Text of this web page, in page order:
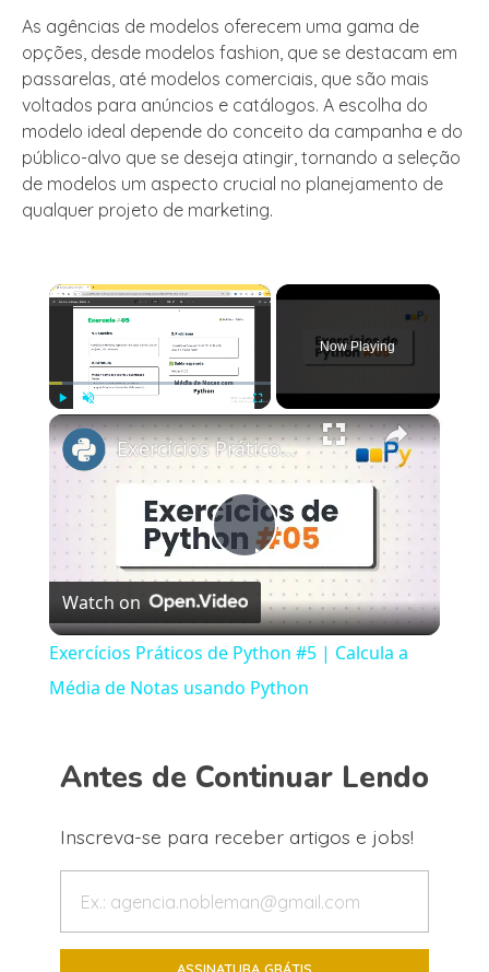
As agências de modelos oferecem uma gama de
opções, desde modelos fashion, que se destacam em
passarelas, até modelos comerciais, que são mais
voltados para anúncios e catálogos. A escolha do
modelo ideal depende do conceito da campanha e do
público-alvo que se deseja atingir, tornando a seleção
de modelos um aspecto crucial no planejamento de
qualquer projeto de marketing.
×
Play Unmute Fullscreen
Now Playing
×
Play
Video
Exercícios Práticos de Python #5 | Calcula a Média de Notas usando Python
Watch on
Exercícios Práticos de Python #5 | Calcula a
Média de Notas usando Python
Antes de Continuar Lendo
Inscreva-se para receber artigos e jobs!